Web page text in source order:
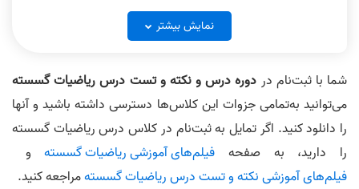
ریاضی گسسته جلسه 3 ریاضی گسسته جلسه 4
نمایش بیشتر
شما با ثبت‌نام در دوره درس و نکته و تست درس ریاضیات گسسته
می‌توانید به‌تمامی جزوات این کلاس‌ها دسترسی داشته باشید و آنها
را دانلود کنید. اگر تمایل به ثبت‌نام در کلاس‌ درس ریاضیات گسسته
را دارید، به صفحه فیلم‌های آموزشی ریاضیات گسستهو
فیلم‌های آموزشی نکته و تست درس ریاضیات گسستهمراجعه کنید.